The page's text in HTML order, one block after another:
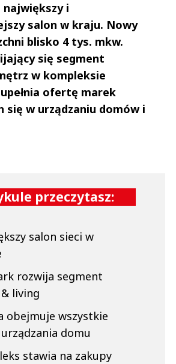
największy i
salon w kraju. Nowy
blisko 4 tys. mkw.
się segment
w kompleksie
ofertę marek
się w urządzaniu domów i
przeczytasz:
salon sieci w
rozwija segment
living
obejmuje wszystkie
domu
stawia na zakupy